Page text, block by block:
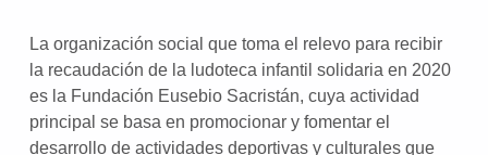
La organización social que toma el relevo para recibir
la recaudación de la ludoteca infantil solidaria en 2020
es la Fundación Eusebio Sacristán, cuya actividad
principal se basa en promocionar y fomentar el
desarrollo de actividades deportivas y culturales que